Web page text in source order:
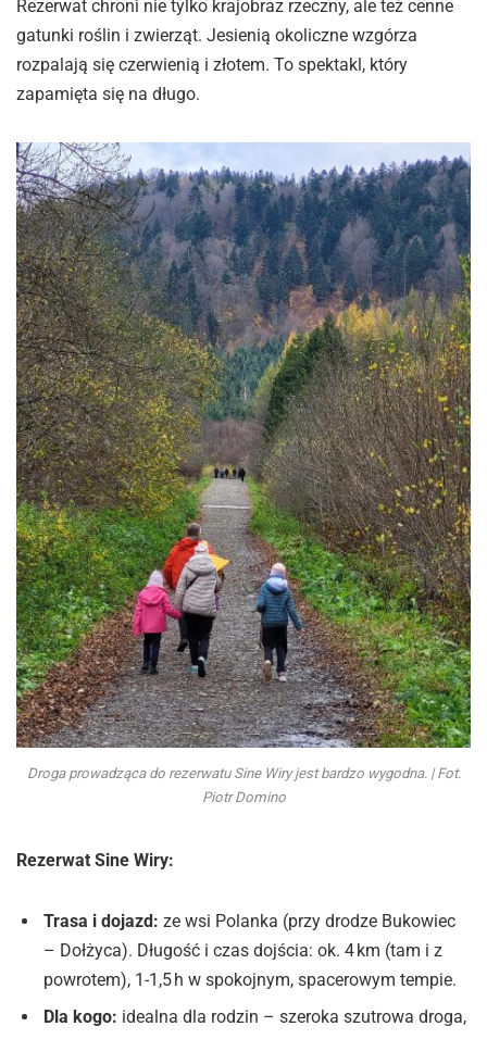
Rezerwat chroni nie tylko krajobraz rzeczny, ale też cenne
gatunki roślin i zwierząt. Jesienią okoliczne wzgórza
rozpalają się czerwienią i złotem. To spektakl, który
zapamięta się na długo.
Droga prowadząca do rezerwatu Sine Wiry jest bardzo wygodna. | Fot.
Piotr Domino
Rezerwat Sine Wiry:
Trasa i dojazd: ze wsi Polanka (przy drodze Bukowiec
– Dołżyca). Długość i czas dojścia: ok. 4 km (tam i z
powrotem), 1-1,5 h w spokojnym, spacerowym tempie.
Dla kogo: idealna dla rodzin – szeroka szutrowa droga,